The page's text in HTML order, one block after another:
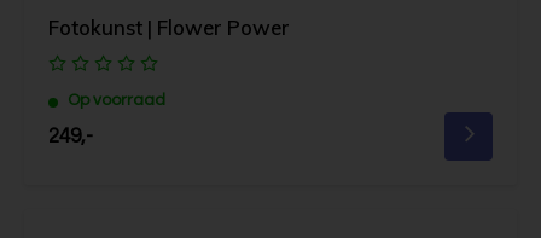
Fotokunst | Flower Power
Op voorraad
249,-